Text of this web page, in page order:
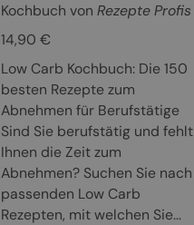
Kochbuch von Rezepte Profis
14,90 €
Low Carb Kochbuch: Die 150
besten Rezepte zum
Abnehmen für Berufstätige
Sind Sie berufstätig und fehlt
Ihnen die Zeit zum
Abnehmen? Suchen Sie nach
passenden Low Carb
Rezepten, mit welchen Sie...